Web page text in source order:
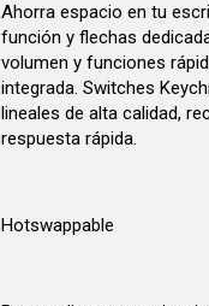
Ahorra espacio en tu
función y flechas
volumen y funciones
integrada. Switches
lineales de alta calidad,
respuesta rápida.
Hotswappable